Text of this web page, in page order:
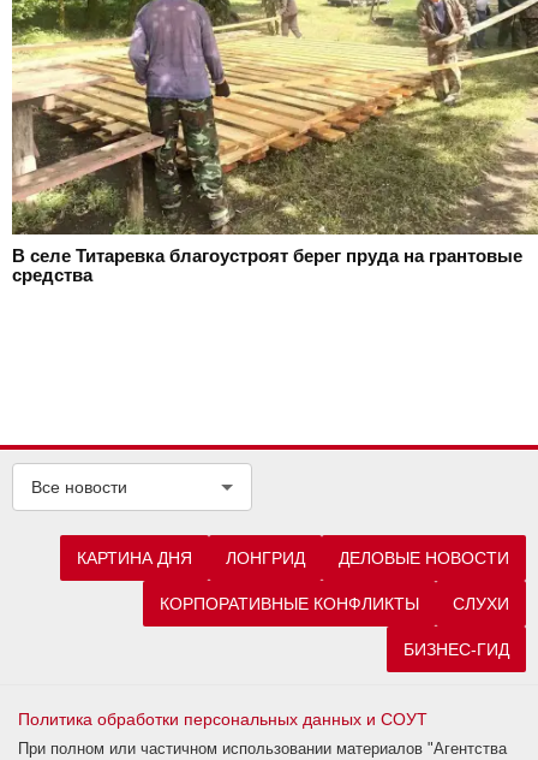
В селе Титаревка благоустроят берег пруда на грантовые
средства
Все новости
КАРТИНА ДНЯ ЛОНГРИД ДЕЛОВЫЕ НОВОСТИ
КОРПОРАТИВНЫЕ КОНФЛИКТЫ СЛУХИ
БИЗНЕС-ГИД
Политика обработки персональных данных и СОУТ
При полном или частичном использовании материалов "Агентства